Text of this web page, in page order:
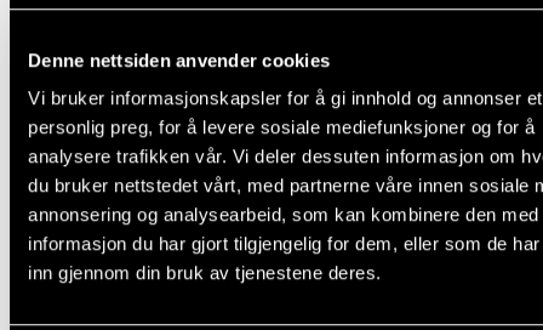
Denne nettsiden anvender cookies
Vi bruker informasjonskapsler for å gi innhold og annonser et
personlig preg, for å levere sosiale mediefunksjoner og for å
analysere trafikken vår. Vi deler dessuten informasjon om
du bruker nettstedet vårt, med partnerne våre innen sosiale
annonsering og analysearbeid, som kan kombinere den med
informasjon du har gjort tilgjengelig for dem, eller som de
inn gjennom din bruk av tjenestene deres.
Studenten følger minst 80 prosent av
emnet. Studenten skal ved slutten av studieåret
fram en repertoarliste på minst 30 minutter som
alle arbeidsområdene i emnet. Minstekrav til nivå
tilsvare standardlåter etter besifring fremført med